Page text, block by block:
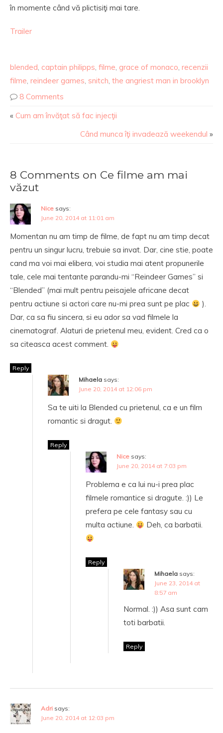
în momente când vă plictisiţi mai tare.
Trailer
blended, captain philipps, filme, grace of monaco, recenzii
filme, reindeer games, snitch, the angriest man in brooklyn
8 Comments
« Cum am învăţat să fac injecţii
Când munca îţi invadează weekendul »
8 Comments on Ce filme am mai
văzut
Nice says:
June 20, 2014 at 11:01 am
Momentan nu am timp de filme, de fapt nu am timp decat
pentru un singur lucru, trebuie sa invat. Dar, cine stie, poate
cand ma voi mai elibera, voi studia mai atent propunerile
tale, cele mai tentante parandu-mi “Reindeer Games” si
“Blended” (mai mult pentru peisajele africane decat
pentru actiune si actori care nu-mi prea sunt pe plac
).
Dar, ca sa fiu sincera, si eu ador sa vad filmele la
cinematograf. Alaturi de prietenul meu, evident. Cred ca o
sa citeasca acest comment.
Reply
Mihaela says:
June 20, 2014 at 12:06 pm
Sa te uiti la Blended cu prietenul, ca e un film
romantic si dragut.
Reply
Nice says:
June 20, 2014 at 7:03 pm
Problema e ca lui nu-i prea plac
filmele romantice si dragute. :)) Le
prefera pe cele fantasy sau cu
multa actiune.
Deh, ca barbatii.
Reply
Mihaela says:
June 23, 2014 at
8:57 am
Normal. :)) Asa sunt cam
toti barbatii.
Reply
Adri says:
June 20, 2014 at 12:03 pm